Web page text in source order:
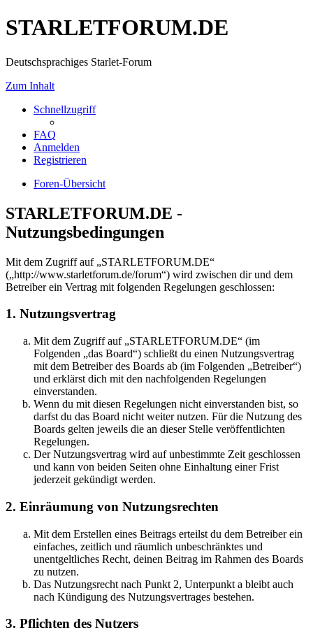
STARLETFORUM.DE
Deutschsprachiges Starlet-Forum
Zum Inhalt
Schnellzugriff
FAQ
Anmelden
Registrieren
Foren-Übersicht
STARLETFORUM.DE -
Nutzungsbedingungen
Mit dem Zugriff auf „STARLETFORUM.DE“
(„http://www.starletforum.de/forum“) wird zwischen dir und dem
Betreiber ein Vertrag mit folgenden Regelungen geschlossen:
1. Nutzungsvertrag
Mit dem Zugriff auf „STARLETFORUM.DE“ (im
Folgenden „das Board“) schließt du einen Nutzungsvertrag
mit dem Betreiber des Boards ab (im Folgenden „Betreiber“)
und erklärst dich mit den nachfolgenden Regelungen
einverstanden.
Wenn du mit diesen Regelungen nicht einverstanden bist, so
darfst du das Board nicht weiter nutzen. Für die Nutzung des
Boards gelten jeweils die an dieser Stelle veröffentlichten
Regelungen.
Der Nutzungsvertrag wird auf unbestimmte Zeit geschlossen
und kann von beiden Seiten ohne Einhaltung einer Frist
jederzeit gekündigt werden.
2. Einräumung von Nutzungsrechten
Mit dem Erstellen eines Beitrags erteilst du dem Betreiber ein
einfaches, zeitlich und räumlich unbeschränktes und
unentgeltliches Recht, deinen Beitrag im Rahmen des Boards
zu nutzen.
Das Nutzungsrecht nach Punkt 2, Unterpunkt a bleibt auch
nach Kündigung des Nutzungsvertrages bestehen.
3. Pflichten des Nutzers